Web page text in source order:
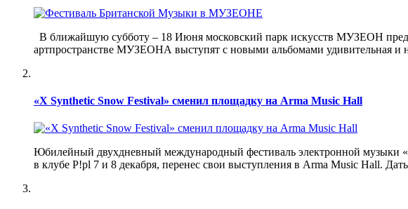
В ближайшую субботу – 18 Июня московский парк искусств МУЗЕОН
артпространстве МУЗЕОНА выступят с новыми альбомами удивительная и
«X Synthetic Snow Festival» сменил площадку на Arma Music Hall
Юбилейный двухдневный международный фестиваль электронной музыки
в клубе P!pl 7 и 8 декабря, перенес свои выступления в Arma Music Hall.